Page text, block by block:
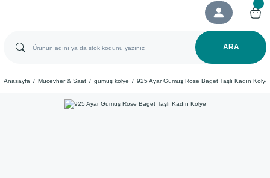
ARA
Anasayfa Mücevher & Saat gümüş kolye 925 Ayar Gümüş Rose Baget Taşlı Kadın Kolye